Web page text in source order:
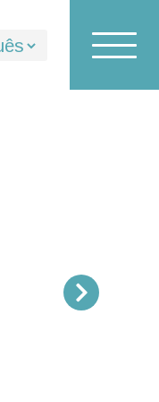
Toggle